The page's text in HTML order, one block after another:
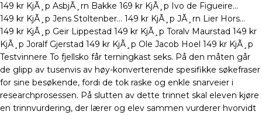
149 kr KjÃ¸p AsbjÃ¸rn Bakke 169 kr KjÃ¸p Ivo de Figueire…
149 kr KjÃ¸p Jens Stoltenber… 149 kr KjÃ¸p JÃ¸rn Lier Hors…
149 kr KjÃ¸p Geir Lippestad 149 kr KjÃ¸p Toralv Maurstad 149 kr
KjÃ¸p Joralf Gjerstad 149 kr KjÃ¸p Ole Jacob Hoel 149 kr KjÃ¸p
Testvinnere To fjellsko får terningkast seks. På den måten går
de glipp av tusenvis av høy-konverterende spesifikke søkefraser
for sine besøkende, fordi de tok raske og enkle snarveier i
researchprosessen. På slutten av dette trinnet skal eleven kjøre
en trinnvurdering, der lærer og elev sammen vurderer hvorvidt